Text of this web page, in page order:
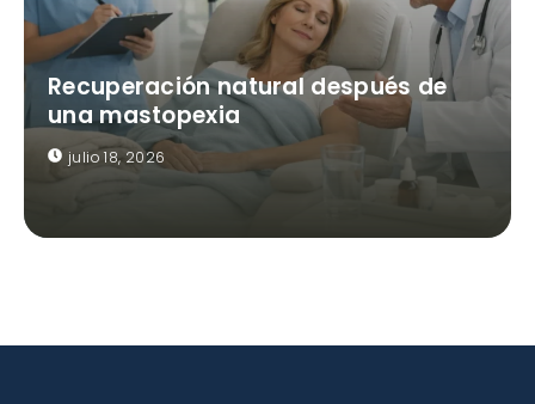
Recuperación natural después de
una mastopexia
julio 18, 2026